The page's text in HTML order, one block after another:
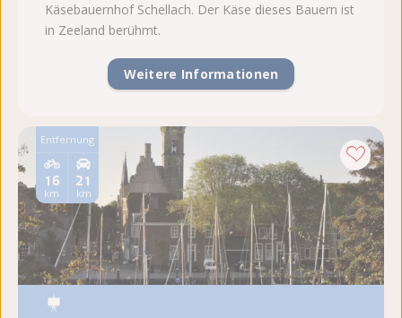
Entfernung
21
km
16
km
Käsebauernhof Schellach. Der Käse dieses Bauern ist
in Zeeland berühmt.
Weitere Informationen